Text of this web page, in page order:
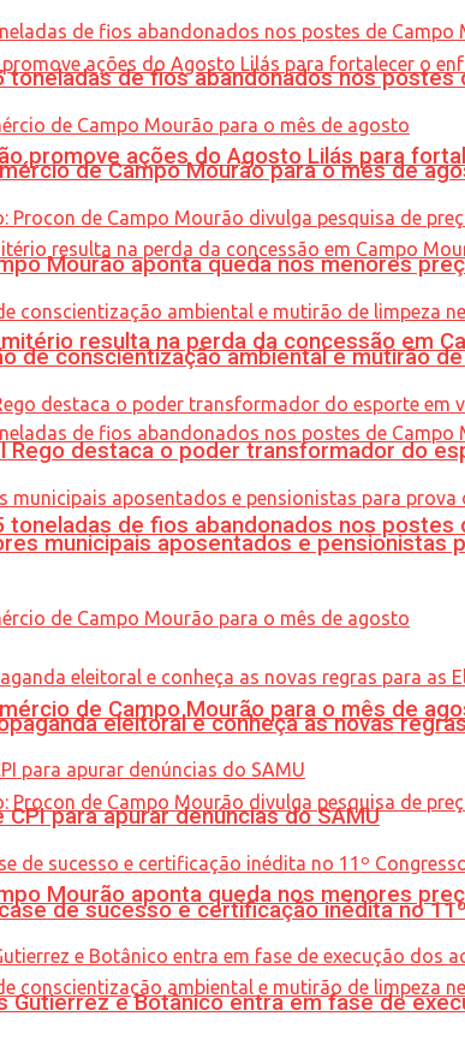
promove ações do Agosto Lilás para
resulta na perda da concessão em
de fios abandonados nos postes
de Campo Mourão para o mês de
Mourão aponta queda nos menores
de fios abandonados nos postes
de Campo Mourão para o mês de
Mourão aponta queda nos menores
de conscientização ambiental e mutirão
Rego destaca o poder transformador do
municipais aposentados e pensionistas
eleitoral e conheça as novas
para apurar denúncias do SAMU
de sucesso e certificação inédita no
Gutierrez e Botânico entra em fase de